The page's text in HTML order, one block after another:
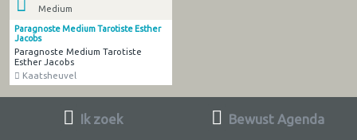
Medium
Paragnoste Medium Tarotiste Esther
Jacobs
Paragnoste Medium Tarotiste
Esther Jacobs
Kaatsheuvel
Ik zoek Bewust Agenda